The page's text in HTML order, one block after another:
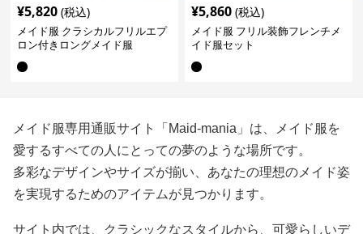
¥5,820 (税込)
メイド服 クラシカルフリルエプ
ロン付きロングメイド服
¥5,860 (税込)
メイド服 フリル装飾フレンチメ
イド服セット
メイド服専用通販サイト「Maid-mania」は、メイド服を
愛するすべての人にとっての夢のような場所です。
多彩なデザインやサイズが揃い、あなたの理想のメイド姿
を実現するためのアイテムが見つかります。
サイト内では、クラシックなスタイルから、可愛らしいデ